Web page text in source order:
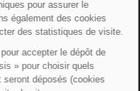
:02 96 33 74 66